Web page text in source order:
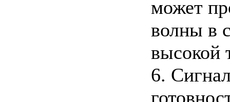
может
волны в
высокой
6.